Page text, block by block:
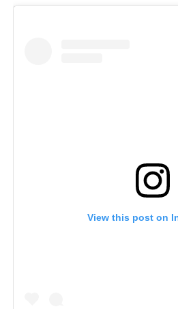
View this post on